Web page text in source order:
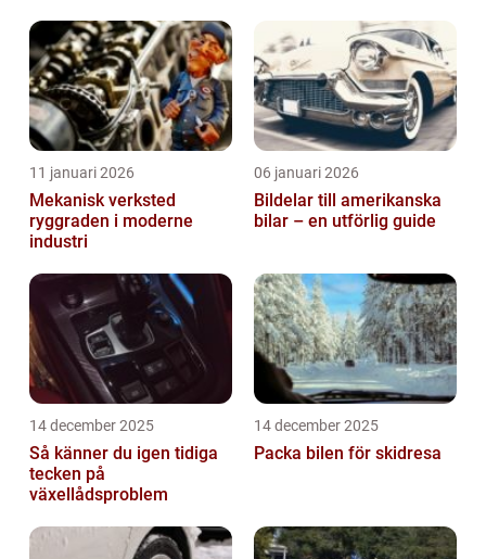
11 januari 2026
Mekanisk verksted
ryggraden i moderne
industri
06 januari 2026
Bildelar till amerikanska
bilar – en utförlig guide
14 december 2025
Så känner du igen tidiga
tecken på
växellådsproblem
14 december 2025
Packa bilen för skidresa